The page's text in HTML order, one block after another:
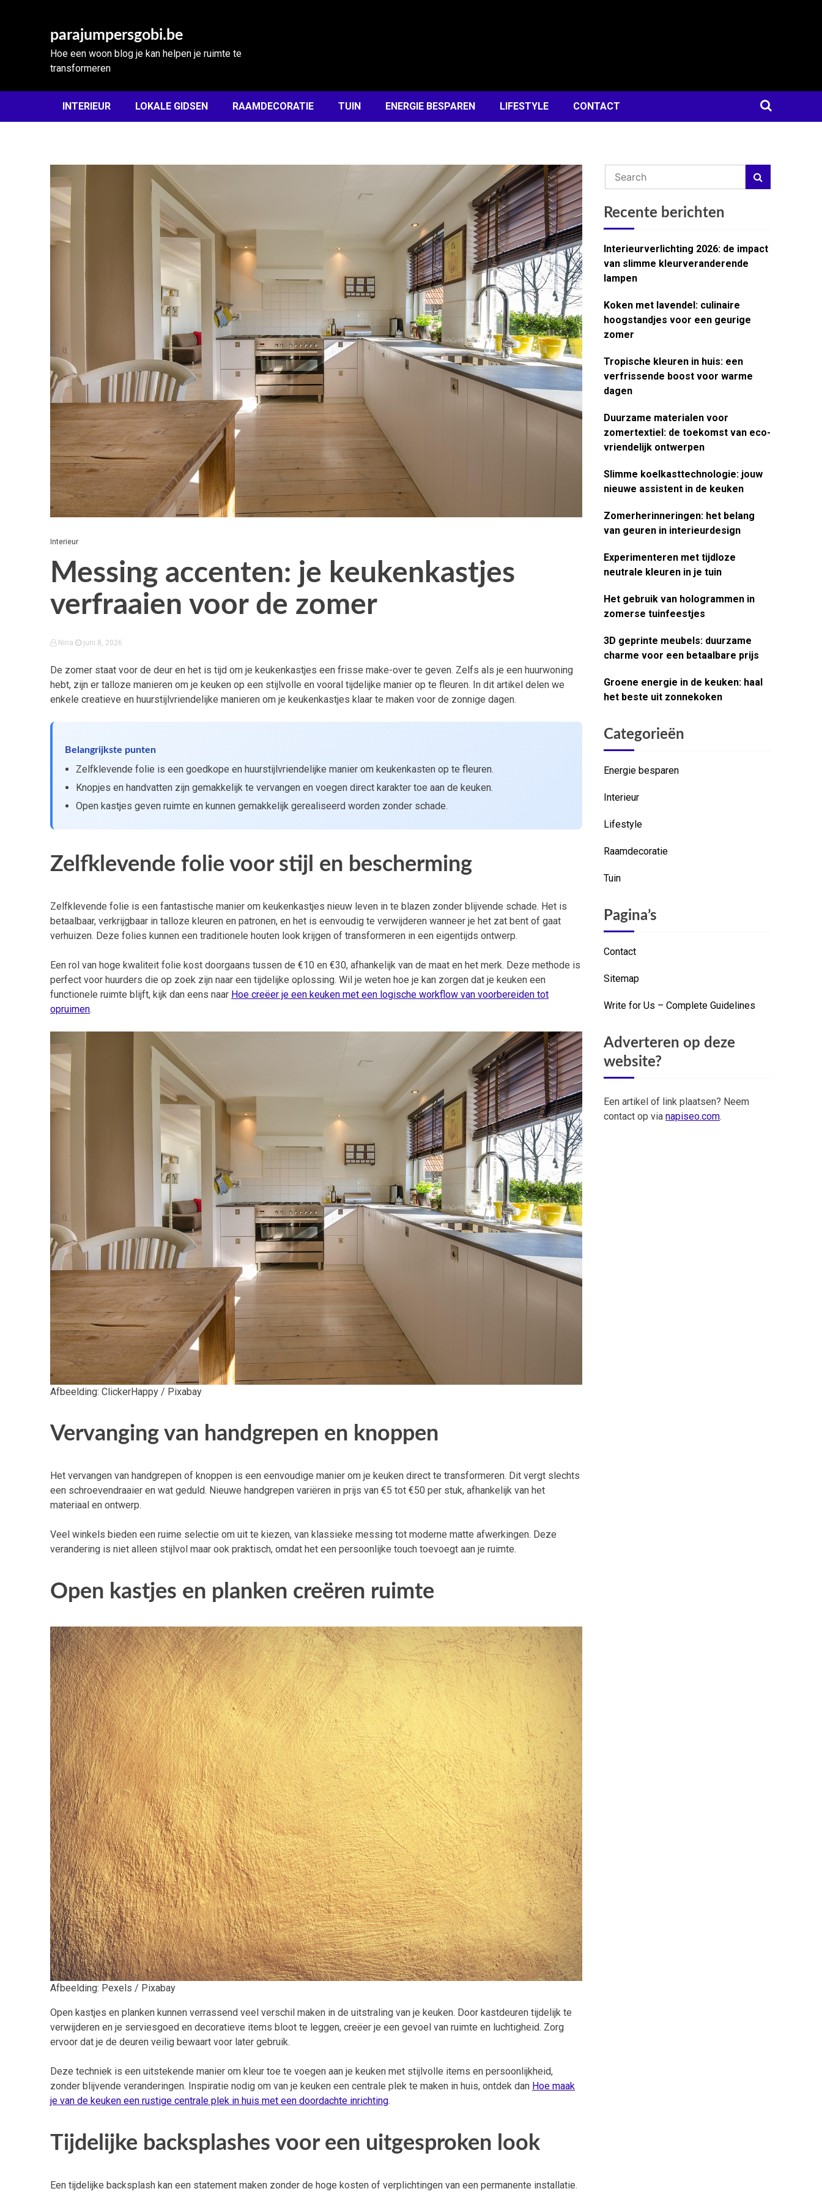
parajumpersgobi.be
Hoe een woon blog je kan helpen je ruimte te
transformeren
INTERIEUR LOKALE GIDSEN RAAMDECORATIE TUIN ENERGIE BESPAREN LIFESTYLE CONTACT
Interieur
Messing accenten: je keukenkastjes
verfraaien voor de zomer
Nina juni 8, 2026
De zomer staat voor de deur en het is tijd om je keukenkastjes een frisse make-over te geven. Zelfs als je een huurwoning
hebt, zijn er talloze manieren om je keuken op een stijlvolle en vooral tijdelijke manier op te fleuren. In dit artikel delen we
enkele creatieve en huurstijlvriendelijke manieren om je keukenkastjes klaar te maken voor de zonnige dagen.
Belangrijkste punten
Zelfklevende folie is een goedkope en huurstijlvriendelijke manier om keukenkasten op te fleuren.
Knopjes en handvatten zijn gemakkelijk te vervangen en voegen direct karakter toe aan de keuken.
Open kastjes geven ruimte en kunnen gemakkelijk gerealiseerd worden zonder schade.
Zelfklevende folie voor stijl en bescherming
Zelfklevende folie is een fantastische manier om keukenkastjes nieuw leven in te blazen zonder blijvende schade. Het is
betaalbaar, verkrijgbaar in talloze kleuren en patronen, en het is eenvoudig te verwijderen wanneer je het zat bent of gaat
verhuizen. Deze folies kunnen een traditionele houten look krijgen of transformeren in een eigentijds ontwerp.
Een rol van hoge kwaliteit folie kost doorgaans tussen de €10 en €30, afhankelijk van de maat en het merk. Deze methode is
perfect voor huurders die op zoek zijn naar een tijdelijke oplossing. Wil je weten hoe je kan zorgen dat je keuken een
functionele ruimte blijft, kijk dan eens naar Hoe creëer je een keuken met een logische workflow van voorbereiden tot
opruimen.
Afbeelding: ClickerHappy / Pixabay
Vervanging van handgrepen en knoppen
Het vervangen van handgrepen of knoppen is een eenvoudige manier om je keuken direct te transformeren. Dit vergt slechts
een schroevendraaier en wat geduld. Nieuwe handgrepen variëren in prijs van €5 tot €50 per stuk, afhankelijk van het
materiaal en ontwerp.
Veel winkels bieden een ruime selectie om uit te kiezen, van klassieke messing tot moderne matte afwerkingen. Deze
verandering is niet alleen stijlvol maar ook praktisch, omdat het een persoonlijke touch toevoegt aan je ruimte.
Open kastjes en planken creëren ruimte
Afbeelding: Pexels / Pixabay
Open kastjes en planken kunnen verrassend veel verschil maken in de uitstraling van je keuken. Door kastdeuren tijdelijk te
verwijderen en je serviesgoed en decoratieve items bloot te leggen, creëer je een gevoel van ruimte en luchtigheid. Zorg
ervoor dat je de deuren veilig bewaart voor later gebruik.
Deze techniek is een uitstekende manier om kleur toe te voegen aan je keuken met stijlvolle items en persoonlijkheid,
zonder blijvende veranderingen. Inspiratie nodig om van je keuken een centrale plek te maken in huis, ontdek dan Hoe maak
je van de keuken een rustige centrale plek in huis met een doordachte inrichting.
Tijdelijke backsplashes voor een uitgesproken look
Een tijdelijke backsplash kan een statement maken zonder de hoge kosten of verplichtingen van een permanente installatie.
Recente berichten
Interieurverlichting 2026: de impact
van slimme kleurveranderende
lampen
Koken met lavendel: culinaire
hoogstandjes voor een geurige
zomer
Tropische kleuren in huis: een
verfrissende boost voor warme
dagen
Duurzame materialen voor
zomertextiel: de toekomst van eco-
vriendelijk ontwerpen
Slimme koelkasttechnologie: jouw
nieuwe assistent in de keuken
Zomerherinneringen: het belang
van geuren in interieurdesign
Experimenteren met tijdloze
neutrale kleuren in je tuin
Het gebruik van hologrammen in
zomerse tuinfeestjes
3D geprinte meubels: duurzame
charme voor een betaalbare prijs
Groene energie in de keuken: haal
het beste uit zonnekoken
Categorieën
Energie besparen
Interieur
Lifestyle
Raamdecoratie
Tuin
Pagina’s
Contact
Sitemap
Write for Us – Complete Guidelines
Adverteren op deze
website?
Een artikel of link plaatsen? Neem
contact op via napiseo.com.